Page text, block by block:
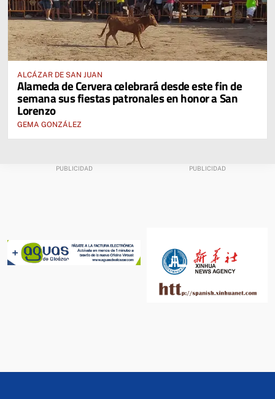
ALCÁZAR DE SAN JUAN
Alameda de Cervera celebrará desde este fin de
semana sus fiestas patronales en honor a San
Lorenzo
GEMA GONZÁLEZ